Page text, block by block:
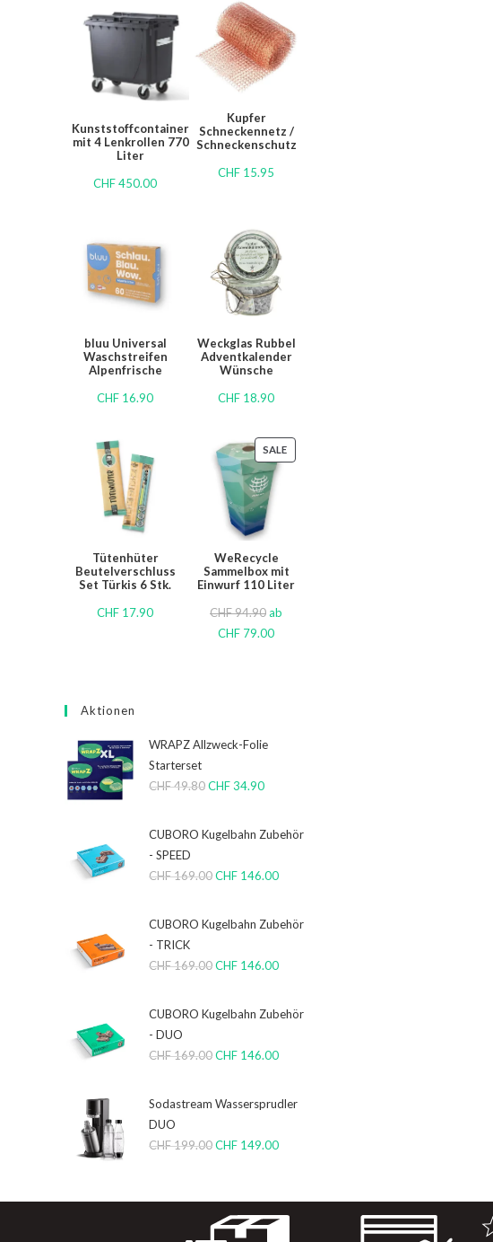
Kunststoffcontainer
mit 4 Lenkrollen 770
Liter
CHF450.00
Kupfer
Schneckennetz /
Schneckenschutz
CHF 15.95
bluu Universal
Waschstreifen
Alpenfrische
CHF 16.90
Weckglas Rubbel
Adventkalender
Wünsche
CHF 18.90
Tütenhüter
Beutelverschluss
Set Türkis 6 Stk.
CHF 17.90
SALE
WeRecycle
Sammelbox mit
Einwurf 110 Liter
CHF94.90ab
CHF 79.00
Aktionen
WRAPZ Allzweck-Folie
Starterset
CHF49.80CHF34.90
CUBORO Kugelbahn Zubehör
- SPEED
CHF169.00CHF 146.00
CUBORO Kugelbahn Zubehör
- TRICK
CHF169.00CHF 146.00
CUBORO Kugelbahn Zubehör
- DUO
CHF169.00CHF 146.00
Sodastream Wassersprudler
DUO
CHF199.00CHF 149.00